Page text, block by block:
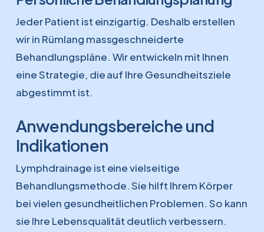
Jeder Patient ist einzigartig. Deshalb erstellen
wir in Rümlang massgeschneiderte
Behandlungspläne. Wir entwickeln mit Ihnen
eine Strategie, die auf Ihre Gesundheitsziele
abgestimmt ist.
Anwendungsbereiche und
Indikationen
Lymphdrainage ist eine vielseitige
Behandlungsmethode. Sie hilft Ihrem Körper
bei vielen gesundheitlichen Problemen. So kann
sie Ihre Lebensqualität deutlich verbessern.